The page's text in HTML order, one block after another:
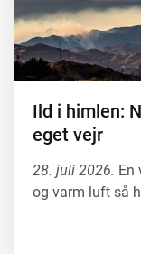
Ild i himlen:
eget vejr
28. juli 2026. En
og varm luft så